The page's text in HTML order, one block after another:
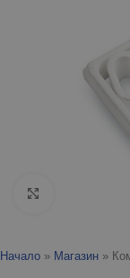
Начало » Магазин »